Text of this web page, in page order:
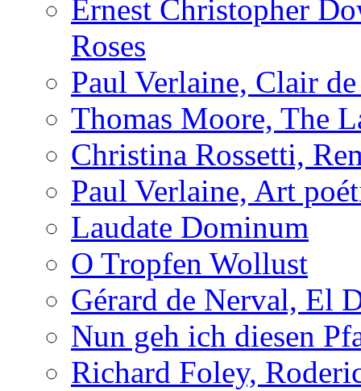
Ernest Christopher
Roses
Paul Verlaine, Clair
Thomas Moore, The
Christina Rossetti,
Paul Verlaine, Art
Laudate Dominum
O Tropfen Wollust
Gérard de Nerval, El
Nun geh ich diesen
Richard Foley,